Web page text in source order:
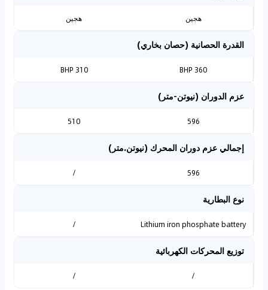
هجين هجين
القدرة الحصانية (حصان بخاري)
360 BHP
310 BHP
عزم الدوران (نيوتن-متر)
596
510
إجمالي عزم دوران المحرك (نيوتن.متر)
596
/
نوع البطارية
Lithium iron phosphate battery
/
توزيع المحركات الكهربائية
/
/